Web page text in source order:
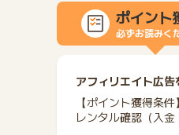
ポイント
必ずお読みく
アフィリエイト広
【ポイント獲得条件】
レンタル確認（入金